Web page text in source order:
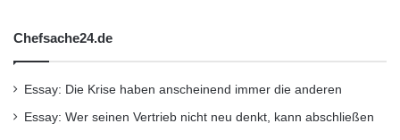
Chefsache24.de
Essay: Die Krise haben anscheinend immer die anderen
Essay: Wer seinen Vertrieb nicht neu denkt, kann abschließen